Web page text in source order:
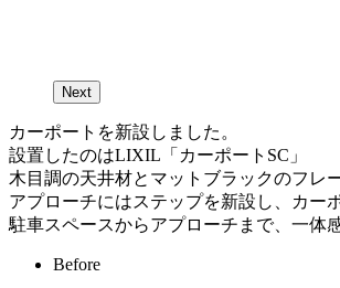
Next
カーポートを新設しました。
設置したのはLIXIL「カーポートSC」
木目調の天井材とマットブラックのフレ
アプローチにはステップを新設し、カー
駐車スペースからアプローチまで、一体
Before